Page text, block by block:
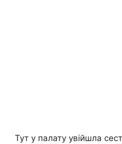
Тут у палату увійшла